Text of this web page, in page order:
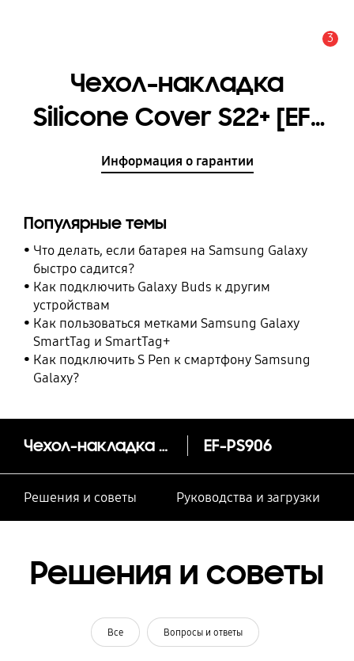
3
Чехол-накладка
Silicone Cover S22+ [EF-
PS906TLEGRU]
Информация о гарантии
Популярные темы
Что делать, если батарея на Samsung Galaxy
быстро садится?
Как подключить Galaxy Buds к другим
устройствам
Как пользоваться метками Samsung Galaxy
SmartTag и SmartTag+
Как подключить S Pen к смартфону Samsung
Galaxy?
Чехол-накладка Silicone Cover S22+ EF-PS906
Решения и советы Руководства и загрузки
Решения и советы
Все Вопросы и ответы